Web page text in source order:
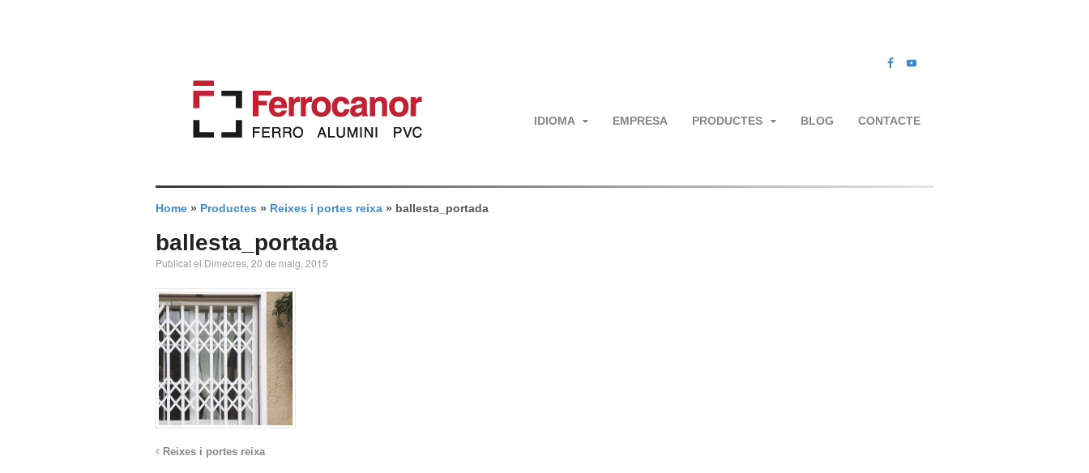
IDIOMA EMPRESA PRODUCTES BLOG CONTACTE
Home » Productes » Reixes i portes reixa » ballesta_portada
ballesta_portada
Publicat el Dimecres, 20 de maig, 2015
Reixes i portes reixa